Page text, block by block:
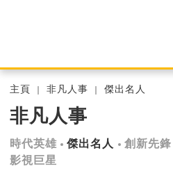
主頁 非凡人事 傑出名人
非凡人事
時代英雄 傑出名人 創新先鋒
影視巨星